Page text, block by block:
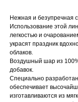
Нежная и безупречная
Использование этой
легкостью и
украсят праздник
облаков.
Воздушный шар из
добавок.
Специально
обеспечивает
изготавливаются из